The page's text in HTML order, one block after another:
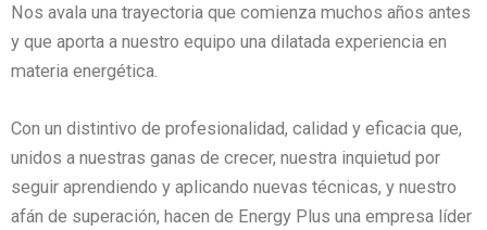
Nos avala una trayectoria que comienza muchos años antes
y que aporta a nuestro equipo una dilatada experiencia en
materia energética.
Con un distintivo de profesionalidad, calidad y eficacia que,
unidos a nuestras ganas de crecer, nuestra inquietud por
seguir aprendiendo y aplicando nuevas técnicas, y nuestro
afán de superación, hacen de Energy Plus una empresa líder